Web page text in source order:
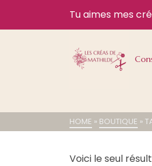
Tu aimes mes
HOME » BOUTIQUE »
Voici le seul